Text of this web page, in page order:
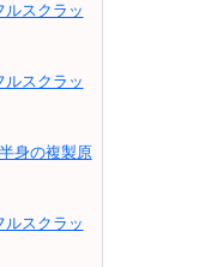
ルスクラッ
ルスクラッ
身の複製原
ルスクラッ